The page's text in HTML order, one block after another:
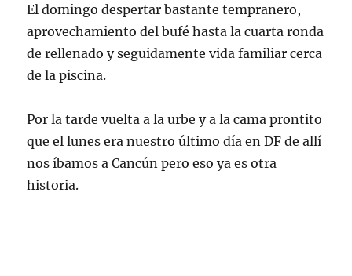
El domingo despertar bastante tempranero,
aprovechamiento del bufé hasta la cuarta ronda
de rellenado y seguidamente vida familiar cerca
de la piscina.
Por la tarde vuelta a la urbe y a la camaprontito
que el lunes era nuestro último día enDF de allí
nos íbamos aCancún pero eso ya es otra
historia.